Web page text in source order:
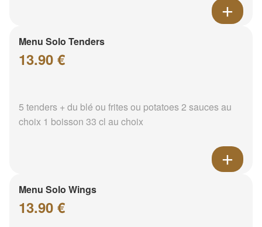
Menu Solo Tenders
13.90 €
5 tenders + du blé ou frites ou potatoes 2 sauces au
choix 1 boisson 33 cl au choix
Menu Solo Wings
13.90 €